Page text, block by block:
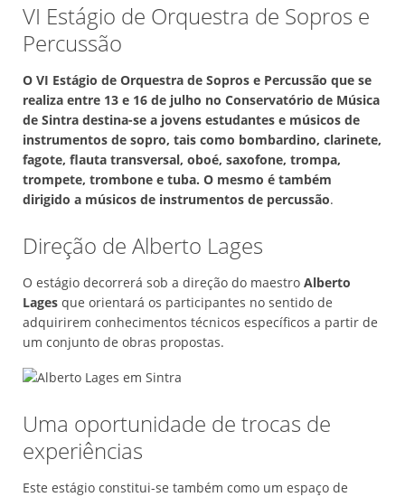
VI Estágio de Orquestra de Sopros e
Percussão
O VI Estágio de Orquestra de Sopros e Percussão que se
realiza entre 13 e 16 de julho no Conservatório de Música
de Sintra destina-se a jovens estudantes e músicos de
instrumentos de sopro, tais como bombardino, clarinete,
fagote, flauta transversal, oboé, saxofone, trompa,
trompete, trombone e tuba. O mesmo é também
dirigido a músicos de instrumentos de percussão.
Direção de Alberto Lages
O estágio decorrerá sob a direção do maestro Alberto
Lages que orientará os participantes no sentido de
adquirirem conhecimentos técnicos específicos a partir de
um conjunto de obras propostas.
Uma oportunidade de trocas de
experiências
Este estágio constitui-se também como um espaço de